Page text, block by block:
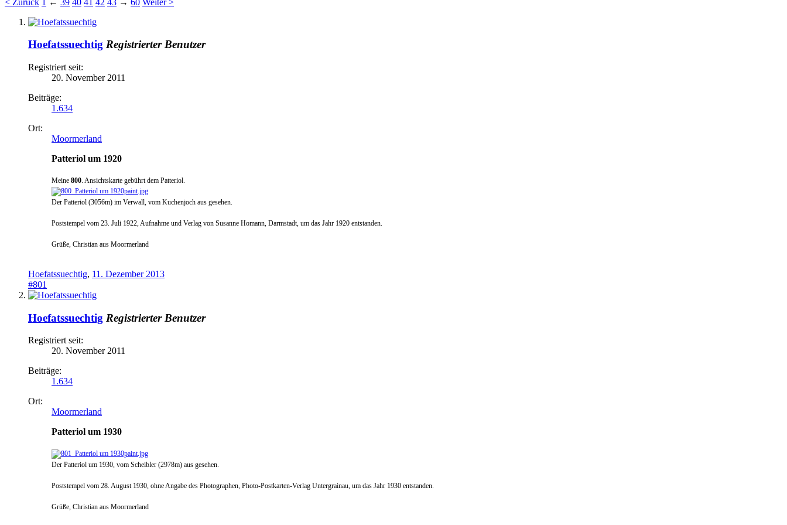
Hoefatssuechtig Registrierter Benutzer
Registriert seit:
20. November 2011
Beiträge:
1.634
Ort:
Moormerland
Patteriol um 1920
Meine 800. Ansichtskarte gebührt dem Patteriol.
Der Patteriol (3056m) im Verwall, vom Kuchenjoch aus gesehen.
Poststempel vom 23. Juli 1922, Aufnahme und Verlag von Susanne Homann, Darmstadt, um das Jahr 1920 entstanden.
Grüße, Christian aus Moormerland
Hoefatssuechtig, 11. Dezember 2013
#801
Hoefatssuechtig Registrierter Benutzer
Registriert seit:
20. November 2011
Beiträge:
1.634
Ort:
Moormerland
Patteriol um 1930
Der Patteriol um 1930, vom Scheibler (2978m) aus gesehen.
Poststempel vom 28. August 1930, ohne Angabe des Photographen, Photo-Postkarten-Verlag Untergrainau, um das Jahr 1930 entstanden.
Grüße, Christian aus Moormerland